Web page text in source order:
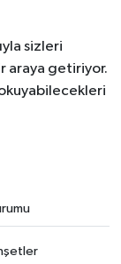
sizleri
araya getiriyor.